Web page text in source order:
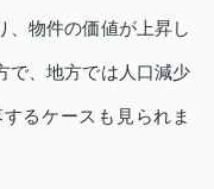
、物件の価値が上昇し
で、地方では人口減少
るケースも見られま